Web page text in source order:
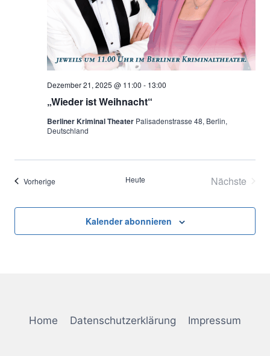
„Wieder ist Weihnacht“
Dezember 21, 2025 @ 11:00 - 13:00
Berliner Kriminal Theater Palisadenstrasse 48, Berlin,
Deutschland
Vorherige Heute
Nächste
Kalender abonnieren
Home Datenschutzerklärung Impressum